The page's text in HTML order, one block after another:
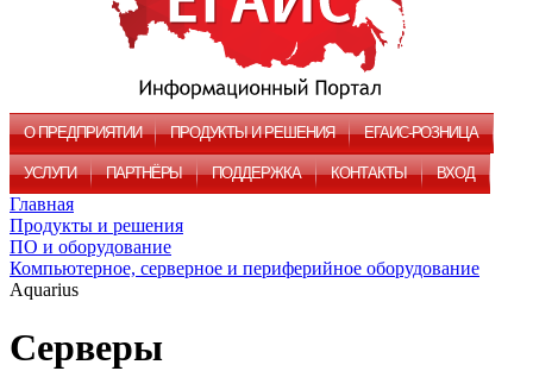
О ПРЕДПРИЯТИИ ПРОДУКТЫ И РЕШЕНИЯ ЕГАИС-РОЗНИЦА
УСЛУГИ ПАРТНЁРЫ ПОДДЕРЖКА КОНТАКТЫ ВХОД
Главная
Продукты и решения
ПО и оборудование
Компьютерное, серверное и периферийное оборудование
Aquarius
Серверы